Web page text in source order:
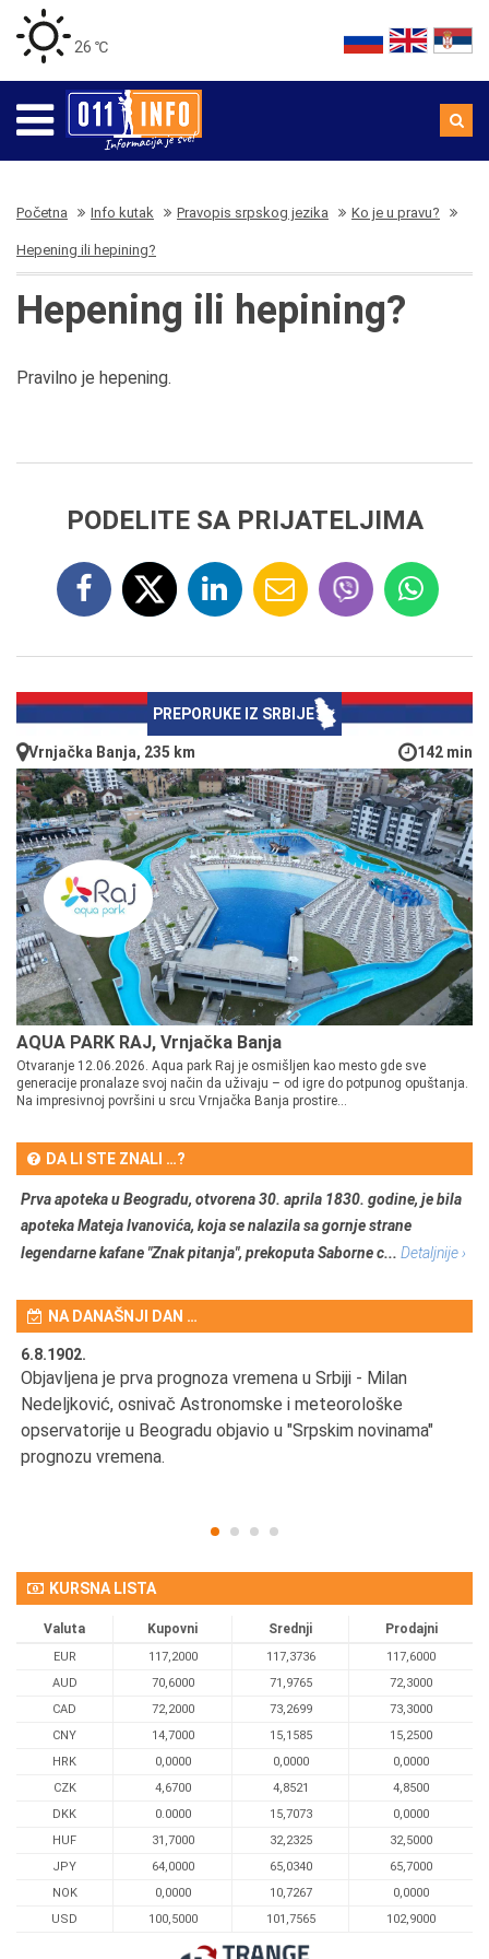
26 ℃
Početna Info kutak Pravopis srpskog jezika Ko je u pravu?
Hepening ili hepining?
Hepening ili hepining?
Pravilno je hepening.
PODELITE SA PRIJATELJIMA
PREPORUKE IZ SRBIJE
Vrnjačka Banja, 235 km 142 min
AQUA PARK RAJ, Vrnjačka Banja
Otvaranje 12.06.2026. Aqua park Raj je osmišljen kao mesto gde sve
generacije pronalaze svoj način da uživaju – od igre do potpunog opuštanja.
Na impresivnoj površini u srcu Vrnjačka Banja prostire...
DA LI STE ZNALI …?
Prva apoteka u Beogradu, otvorena 30. aprila 1830. godine, je bila
apoteka Mateja Ivanovića, koja se nalazila sa gornje strane
legendarne kafane "Znak pitanja", prekoputa Saborne c... Detaljnije ›
NA DANAŠNJI DAN …
6.8.1902.
Objavljena je prva prognoza vremena u Srbiji - Milan
Nedeljković, osnivač Astronomske i meteorološke
opservatorije u Beogradu objavio u "Srpskim novinama"
prognozu vremena.
KURSNA LISTA
Valuta Kupovni Srednji Prodajni
EUR 117,2000 117,3736
117,6000
AUD
70,6000 71,9765
72,3000
CAD
72,2000 73,2699
73,3000
CNY
14,7000 15,1585
15,2500
HRK
0,0000 0,0000
0,0000
CZK
4,6700 4,8521
4,8500
DKK
0.0000 15,7073
0,0000
HUF
31,7000 32,2325
32,5000
JPY
64,0000 65,0340
65,7000
NOK
0,0000 10,7267
0,0000
USD
100,5000 101,7565 102,9000